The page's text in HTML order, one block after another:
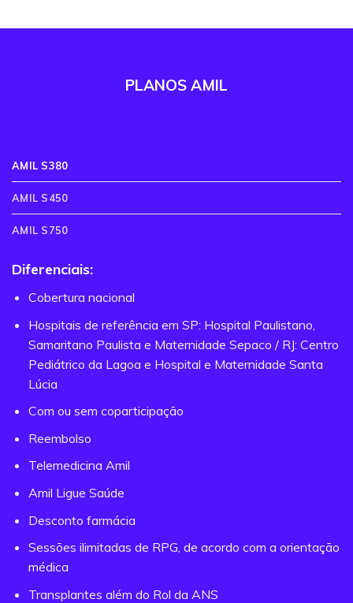
PLANOS AMIL
AMIL S380
AMIL S450
AMIL S750
Diferenciais:
Cobertura nacional
Hospitais de referência em SP: Hospital Paulistano,
Samaritano Paulista e Maternidade Sepaco / RJ: Centro
Pediátrico da Lagoa e Hospital e Maternidade Santa
Lúcia
Com ou sem coparticipação
Reembolso
Telemedicina Amil
Amil Ligue Saúde
Desconto farmácia
Sessões ilimitadas de RPG, de acordo com a orientação
médica
Transplantes além do Rol da ANS